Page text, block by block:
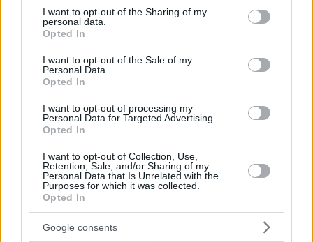
not limited to your visit or usage behaviour. You may click to
grant or deny consent to Google and its third-party tags to
use your data for below specified purposes in below Google
consent section.
I want to opt-out of the Sharing of my
personal data.
Opted In
I want to opt-out of the Sale of my
Personal Data.
Opted In
I want to opt-out of processing my
Personal Data for Targeted Advertising.
Opted In
I want to opt-out of Collection, Use,
Retention, Sale, and/or Sharing of my
Personal Data that Is Unrelated with the
Purposes for which it was collected.
Opted In
Google consents
Άνετη πρόκριση για τη Σάκκαρη στα ημιτελικά στην
Ουάσινγκτον, 2-0 την Κίς - Δείτε βίντεο
Η Ελληνίδα τενίστρια τρεις ώρες μετά τη νίκη της επί
05.08.2023, 02:23 1